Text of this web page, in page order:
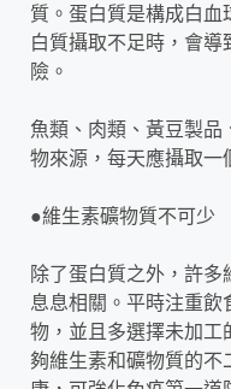
質。蛋白質是構成白血
白質攝取不足時，會
險。
魚類、肉類、黃豆製
物來源，每天應攝取一
●維生素礦物質不可少
除了蛋白質之外，許
息息相關。平時注重
物，並且多選擇未加工
夠維生素和礦物質的不